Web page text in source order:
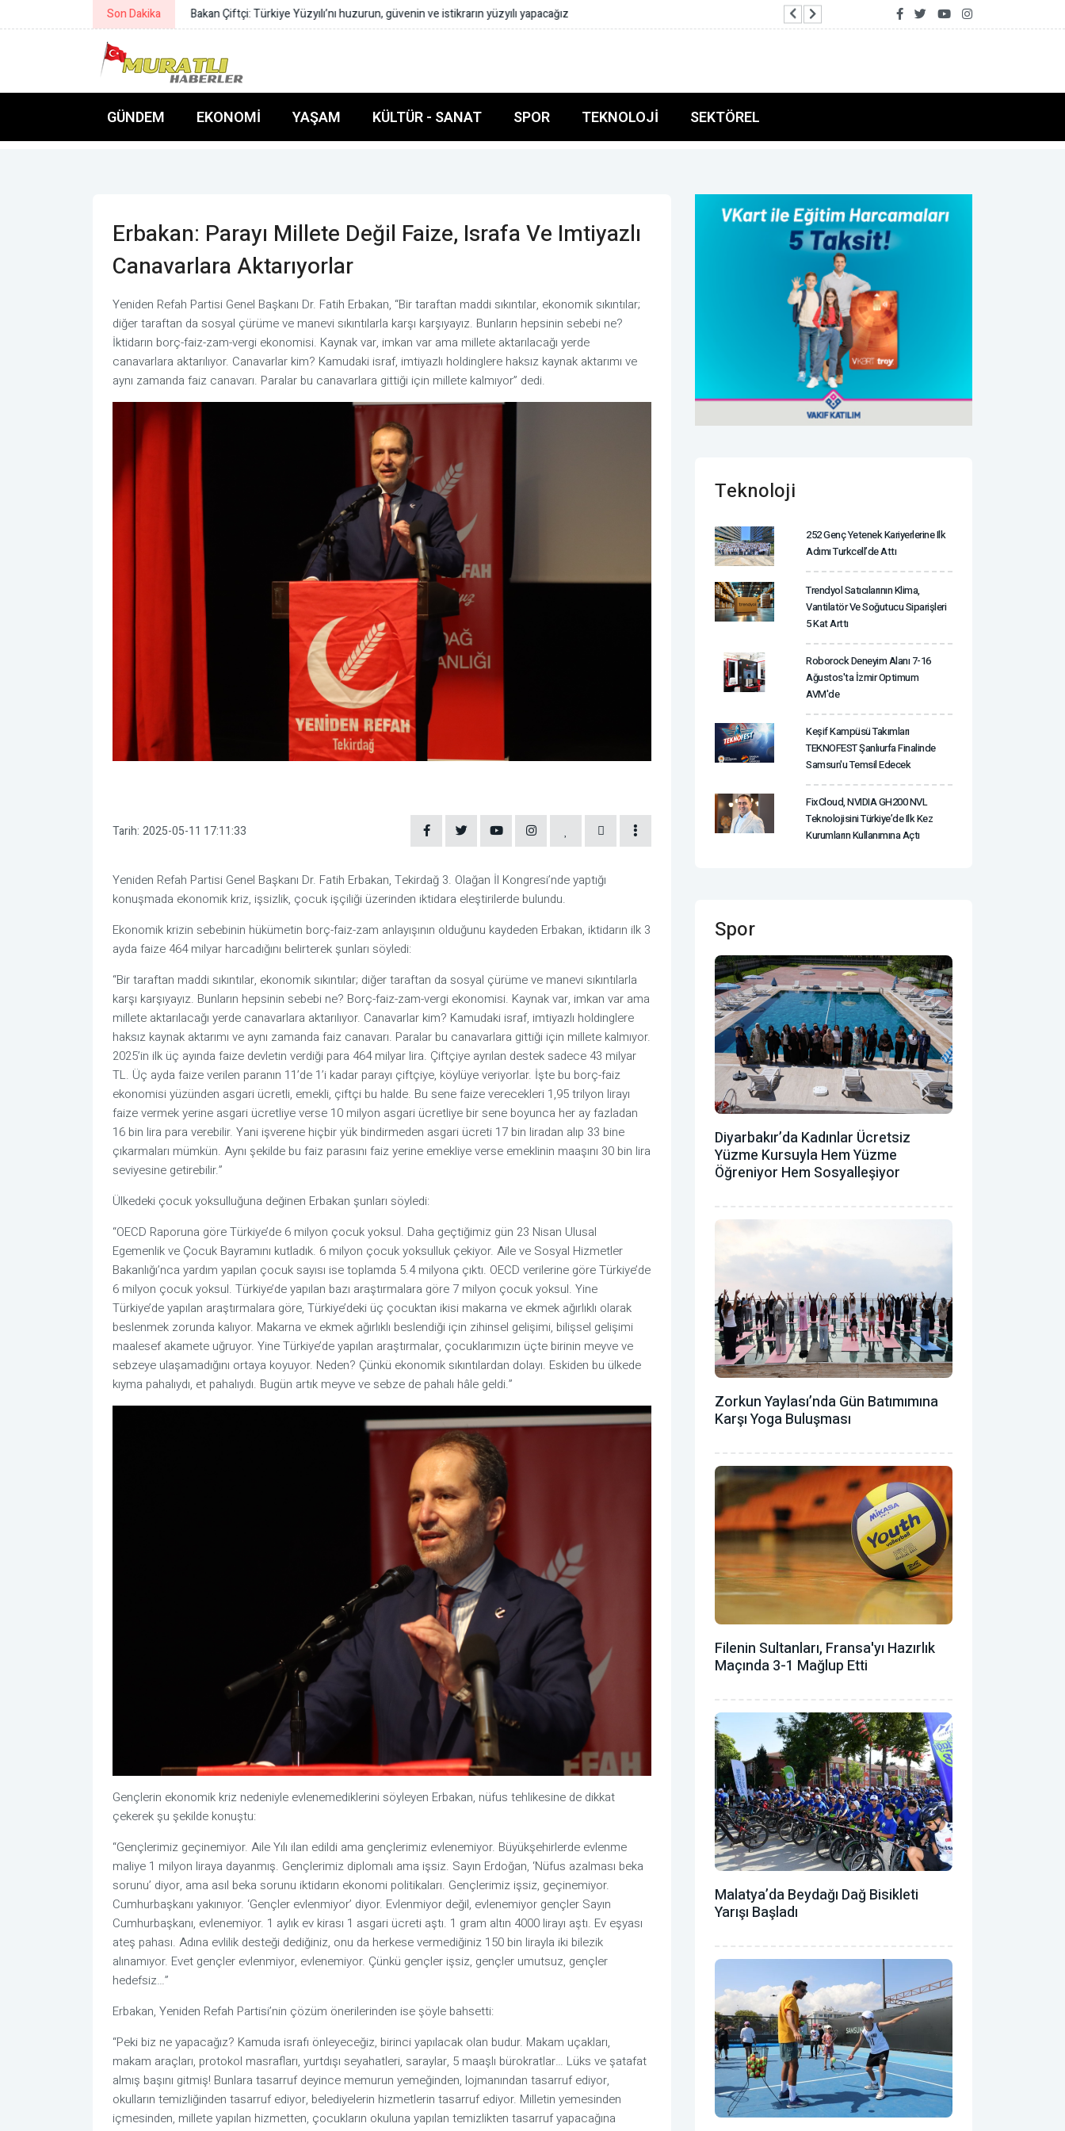
Son Dakika Bakan Çiftçi: Türkiye Yüzyılı’nı huzurun, güvenin ve istikrarın yüzyılı yapacağız Bakan Göktaş: Mesele yalnızca bir ihtiyacı
GÜNDEM EKONOMI YAŞAM KÜLTÜR - SANAT SPOR TEKNOLOJI SEKTÖREL
Erbakan: Parayı Millete Değil Faize, Israfa Ve Imtiyazlı
Canavarlara Aktarıyorlar
Yeniden Refah Partisi Genel Başkanı Dr. Fatih Erbakan, “Bir taraftan maddi sıkıntılar, ekonomik sıkıntılar;
diğer taraftan da sosyal çürüme ve manevi sıkıntılarla karşı karşıyayız. Bunların hepsinin sebebi ne?
İktidarın borç-faiz-zam-vergi ekonomisi. Kaynak var, imkan var ama millete aktarılacağı yerde
canavarlara aktarılıyor. Canavarlar kim? Kamudaki israf, imtiyazlı holdinglere haksız kaynak aktarımı ve
aynı zamanda faiz canavarı. Paralar bu canavarlara gittiği için millete kalmıyor” dedi.
Tarih: 2025-05-11 17:11:33
Yeniden Refah Partisi Genel Başkanı Dr. Fatih Erbakan, Tekirdağ 3. Olağan İl Kongresi’nde yaptığı
konuşmada ekonomik kriz, işsizlik, çocuk işçiliği üzerinden iktidara eleştirilerde bulundu.
Ekonomik krizin sebebinin hükümetin borç-faiz-zam anlayışının olduğunu kaydeden Erbakan, iktidarın ilk 3
ayda faize 464 milyar harcadığını belirterek şunları söyledi:
“Bir taraftan maddi sıkıntılar, ekonomik sıkıntılar; diğer taraftan da sosyal çürüme ve manevi sıkıntılarla
karşı karşıyayız. Bunların hepsinin sebebi ne? Borç-faiz-zam-vergi ekonomisi. Kaynak var, imkan var ama
millete aktarılacağı yerde canavarlara aktarılıyor. Canavarlar kim? Kamudaki israf, imtiyazlı holdinglere
haksız kaynak aktarımı ve aynı zamanda faiz canavarı. Paralar bu canavarlara gittiği için millete kalmıyor.
2025’in ilk üç ayında faize devletin verdiği para 464 milyar lira. Çiftçiye ayrılan destek sadece 43 milyar
TL. Üç ayda faize verilen paranın 11’de 1’i kadar parayı çiftçiye, köylüye veriyorlar. İşte bu borç-faiz
ekonomisi yüzünden asgari ücretli, emekli, çiftçi bu halde. Bu sene faize verecekleri 1,95 trilyon lirayı
faize vermek yerine asgari ücretliye verse 10 milyon asgari ücretliye bir sene boyunca her ay fazladan
16 bin lira para verebilir. Yani işverene hiçbir yük bindirmeden asgari ücreti 17 bin liradan alıp 33 bine
çıkarmaları mümkün. Aynı şekilde bu faiz parasını faiz yerine emekliye verse emeklinin maaşını 30 bin lira
seviyesine getirebilir.”
Ülkedeki çocuk yoksulluğuna değinen Erbakan şunları söyledi:
“OECD Raporuna göre Türkiye’de 6 milyon çocuk yoksul. Daha geçtiğimiz gün 23 Nisan Ulusal
Egemenlik ve Çocuk Bayramını kutladık. 6 milyon çocuk yoksulluk çekiyor. Aile ve Sosyal Hizmetler
Bakanlığı’nca yardım yapılan çocuk sayısı ise toplamda 5.4 milyona çıktı. OECD verilerine göre Türkiye’de
6 milyon çocuk yoksul. Türkiye’de yapılan bazı araştırmalara göre 7 milyon çocuk yoksul. Yine
Türkiye’de yapılan araştırmalara göre, Türkiye’deki üç çocuktan ikisi makarna ve ekmek ağırlıklı olarak
beslenmek zorunda kalıyor. Makarna ve ekmek ağırlıklı beslendiği için zihinsel gelişimi, bilişsel gelişimi
maalesef akamete uğruyor. Yine Türkiye’de yapılan araştırmalar, çocuklarımızın üçte birinin meyve ve
sebzeye ulaşamadığını ortaya koyuyor. Neden? Çünkü ekonomik sıkıntılardan dolayı. Eskiden bu ülkede
kıyma pahalıydı, et pahalıydı. Bugün artık meyve ve sebze de pahalı hâle geldi.”
Gençlerin ekonomik kriz nedeniyle evlenemediklerini söyleyen Erbakan, nüfus tehlikesine de dikkat
çekerek şu şekilde konuştu:
“Gençlerimiz geçinemiyor. Aile Yılı ilan edildi ama gençlerimiz evlenemiyor. Büyükşehirlerde evlenme
maliye 1 milyon liraya dayanmış. Gençlerimiz diplomalı ama işsiz. Sayın Erdoğan, ‘Nüfus azalması beka
sorunu’ diyor, ama asıl beka sorunu iktidarın ekonomi politikaları. Gençlerimiz işsiz, geçinemiyor.
Cumhurbaşkanı yakınıyor. ‘Gençler evlenmiyor’ diyor. Evlenmiyor değil, evlenemiyor gençler Sayın
Cumhurbaşkanı, evlenemiyor. 1 aylık ev kirası 1 asgari ücreti aştı. 1 gram altın 4000 lirayı aştı. Ev eşyası
ateş pahası. Adına evlilik desteği dediğiniz, onu da herkese vermediğiniz 150 bin lirayla iki bilezik
alınamıyor. Evet gençler evlenmiyor, evlenemiyor. Çünkü gençler işsiz, gençler umutsuz, gençler
hedefsiz…”
Erbakan, Yeniden Refah Partisi’nin çözüm önerilerinden ise şöyle bahsetti:
“Peki biz ne yapacağız? Kamuda israfı önleyeceğiz, birinci yapılacak olan budur. Makam uçakları,
makam araçları, protokol masrafları, yurtdışı seyahatleri, saraylar, 5 maaşlı bürokratlar… Lüks ve şatafat
almış başını gitmiş! Bunlara tasarruf deyince memurun yemeğinden, lojmanından tasarruf ediyor,
okulların temizliğinden tasarruf ediyor, belediyelerin hizmetlerin tasarruf ediyor. Milletin yemesinden
içmesinden, millete yapılan hizmetten, çocukların okuluna yapılan temizlikten tasarruf yapacağına
Teknoloji
252 Genç Yetenek Kariyerlerine Ilk
Adımı Turkcell’de Attı
Trendyol Satıcılarının Klima,
Vantilatör ‎ve Soğutucu Siparişleri
5 Kat Arttı
Roborock Deneyim Alanı 7-16
Ağustos'ta İzmir Optimum
AVM'de
Keşif Kampüsü Takımları
TEKNOFEST Şanlıurfa Finalinde
Samsun'u Temsil Edecek
FixCloud, NVIDIA GH200 NVL
Teknolojisini Türkiye’de Ilk Kez
Kurumların Kullanımına Açtı
Spor
Diyarbakır’da Kadınlar Ücretsiz
Yüzme Kursuyla Hem Yüzme
Öğreniyor Hem Sosyalleşiyor
Zorkun Yaylası’nda Gün Batımımına
Karşı Yoga Buluşması
Filenin Sultanları, Fransa'yı Hazırlık
Maçında 3-1 Mağlup Etti
Malatya’da Beydağı Dağ Bisikleti
Yarışı Başladı